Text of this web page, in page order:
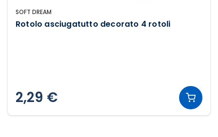
SOFT DREAM
Rotolo asciugatutto decorato 4 rotoli
2,29 €